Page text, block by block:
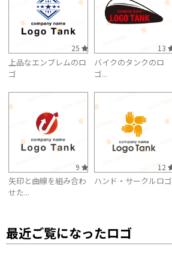
25
上品なエンブレムのロ
ゴ
13
バイクのタンクのロ
ゴ...
9
矢印と曲線を組み合わ
せた...
12
ハンド・サークルロゴ
最近ご覧になったロゴ